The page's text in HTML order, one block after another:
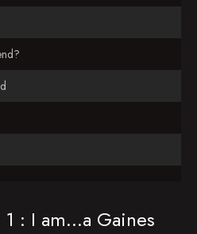
: I am...a Gaines